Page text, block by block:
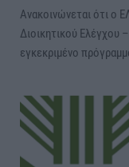
Ανακοινώνεται ότι ο
Διοικητικού Ελέγχου
εγκεκριμένο